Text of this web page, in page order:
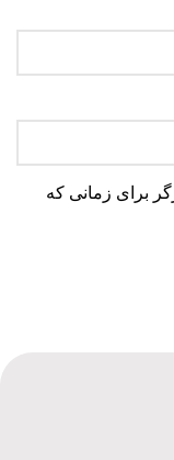
برای زمانی که